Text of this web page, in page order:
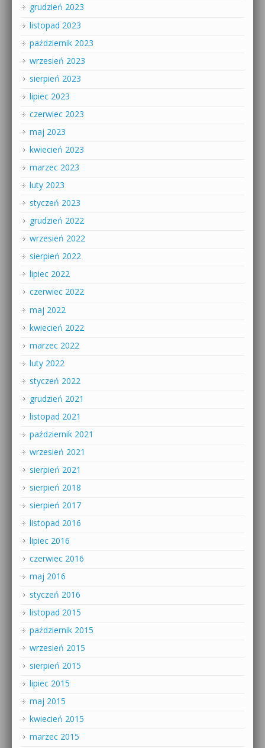
grudzień 2023
listopad 2023
październik 2023
wrzesień 2023
sierpień 2023
lipiec 2023
czerwiec 2023
maj 2023
kwiecień 2023
marzec 2023
luty 2023
styczeń 2023
grudzień 2022
wrzesień 2022
sierpień 2022
lipiec 2022
czerwiec 2022
maj 2022
kwiecień 2022
marzec 2022
luty 2022
styczeń 2022
grudzień 2021
listopad 2021
październik 2021
wrzesień 2021
sierpień 2021
sierpień 2018
sierpień 2017
listopad 2016
lipiec 2016
czerwiec 2016
maj 2016
styczeń 2016
listopad 2015
październik 2015
wrzesień 2015
sierpień 2015
lipiec 2015
maj 2015
kwiecień 2015
marzec 2015